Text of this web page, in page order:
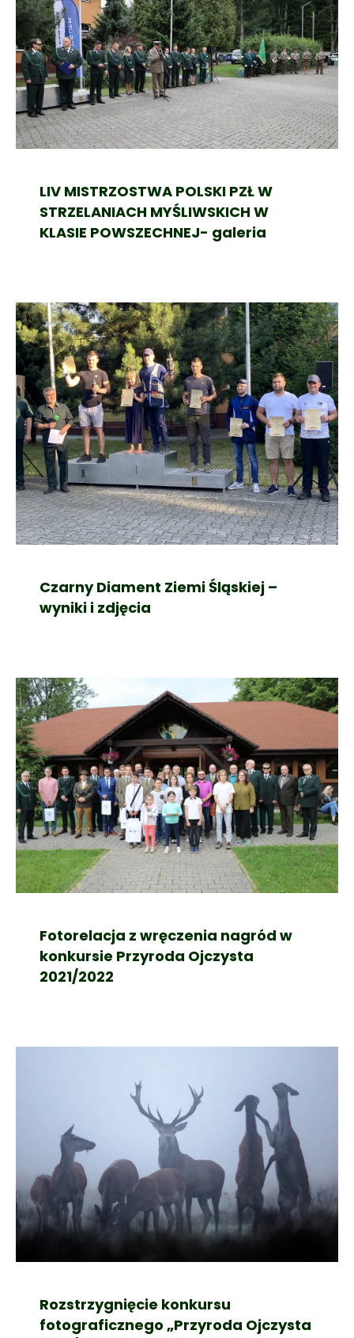
LIV MISTRZOSTWA POLSKI PZŁ W
STRZELANIACH MYŚLIWSKICH W
KLASIE POWSZECHNEJ- galeria
Czarny Diament Ziemi Śląskiej –
wyniki i zdjęcia
Fotorelacja z wręczenia nagród w
konkursie Przyroda Ojczysta
2021/2022
Rozstrzygnięcie konkursu
fotograficznego „Przyroda Ojczysta